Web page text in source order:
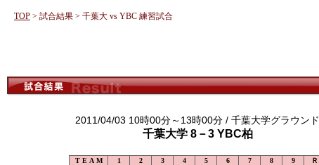
TOP > 試合結果 > 千葉大 vs YBC 練習試合
2011/04/03 10時00分～13時00分 / 千葉大学グラウンド
千葉大学 8－3 YBC柏
T E A M 1 2 3 4 5 6 7 8 9 Ｒ